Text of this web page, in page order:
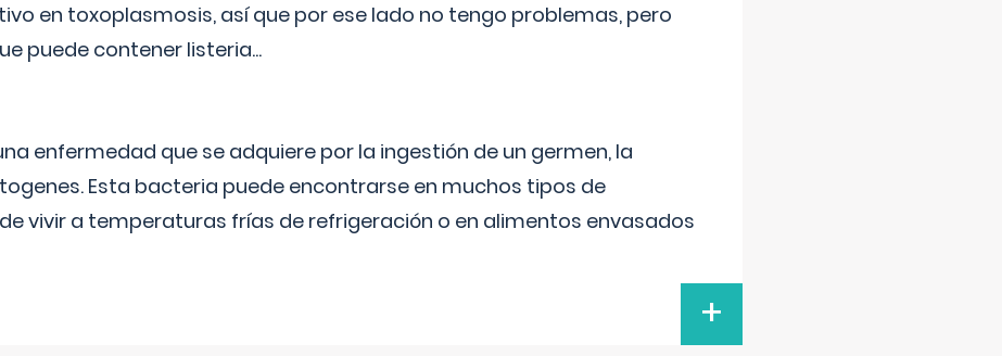
en toxoplasmosis, así que por ese lado no tengo problemas, pero
puede contener listeria...
enfermedad que se adquiere por la ingestión de un germen, la
Esta bacteria puede encontrarse en muchos tipos de
vivir a temperaturas frías de refrigeración o en alimentos envasados
+